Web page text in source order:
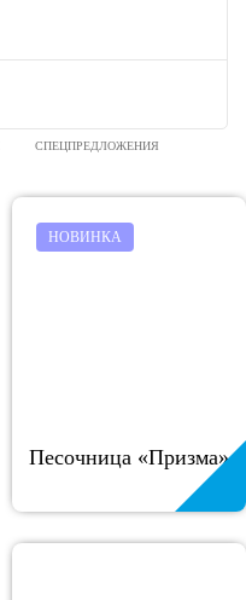
СПЕЦПРЕДЛОЖЕНИЯ
НОВИНКА
Песочница «Призма»